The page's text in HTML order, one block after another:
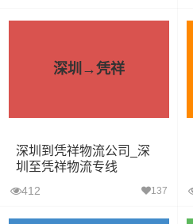
深圳→凭祥
深圳到凭祥物流公司_深
圳至凭祥物流专线
412 137